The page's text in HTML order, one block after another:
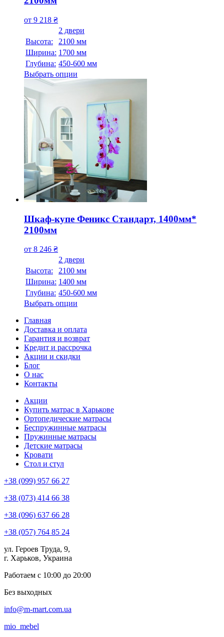
от 9 218 ₴
2 двери
Высота:
2100 мм
Ширина: 1700 мм
Глубина: 450-600 мм
Выбрать опции
Шкаф-купе Феникс Стандарт, 1400мм*
2100мм
от 8 246 ₴
2 двери
Высота:
2100 мм
Ширина: 1400 мм
Глубина: 450-600 мм
Выбрать опции
Главная
Доставка и оплата
Гарантия и возврат
Кредит и рассрочка
Акции и скидки
Блог
О нас
Контакты
Акции
Купить матрас в Харькове
Ортопедические матрасы
Беспружинные матрасы
Пружинные матрасы
Детские матрасы
Кровати
Стол и стул
+38 (099) 957 66 27
+38 (073) 414 66 38
+38 (096) 637 66 28
+38 (057) 764 85 24
ул. Героев Труда, 9,
г. Харьков, Украина
Работаем с 10:00 до 20:00
Без выходных
info@m-mart.com.ua
mio_mebel